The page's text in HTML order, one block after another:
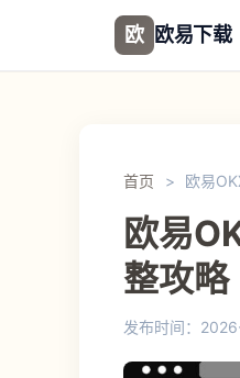
欧 欧易下载
首页 > 欧易
欧易
整攻略
发布时间：